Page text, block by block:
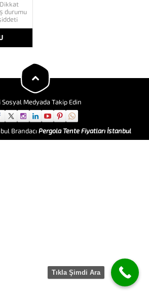
Dikkat
durumu
yaz
gibi
kaç
Bakanı
Sosyal Medyada Takip Edin
Brandacı Pergola Tente Fiyatları İstanbul
Tıkla Şimdi Ara